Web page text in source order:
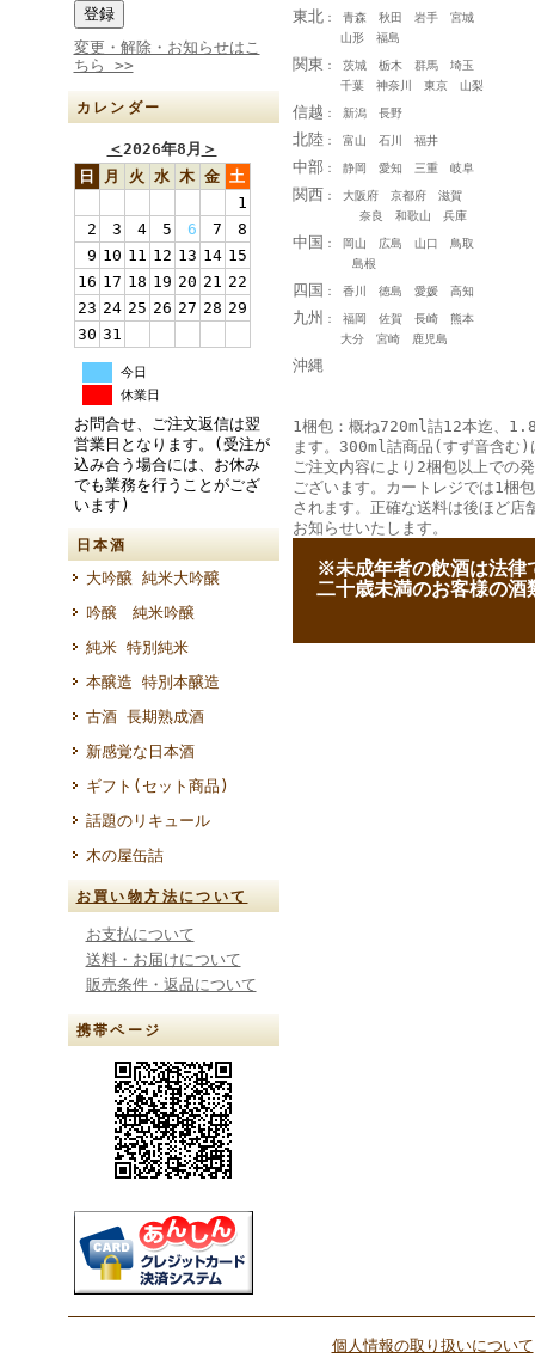
変更・解除・お知らせはこ
ちら >>
カレンダー
＜2026年8月 ＞
日
月 火 水 木 金 土
1
2
3 4 5 6 7
8
9 10 11 12 13 14 15
16 17 18 19 20 21 22
23 24 25 26 27 28 29
30 31
今日
休業日
お問合せ、ご注文返信は翌
営業日となります。(受注が
込み合う場合には、お休み
でも業務を行うことがござ
います)
日本酒
大吟醸 純米大吟醸
吟醸 純米吟醸
純米 特別純米
本醸造 特別本醸造
古酒 長期熟成酒
新感覚な日本酒
ギフト(セット商品)
話題のリキュール
木の屋缶詰
お買い物方法について
お支払について
送料・お届けについて
販売条件・返品について
携帯ページ
東北： 青森 秋田 岩手 宮城
山形 福島
関東 ： 茨城 栃木 群馬 埼玉
千葉 神奈川 東京 山梨
信越 ： 新潟 長野
北陸： 富山 石川 福井
中部： 静岡 愛知 三重 岐阜
関西 ： 大阪府 京都府 滋賀
奈良 和歌山 兵庫
中国 ： 岡山 広島 山口 鳥取
島根
四国 ： 香川 徳島 愛媛 高知
九州 ： 福岡 佐賀 長崎 熊本
大分 宮崎 鹿児島
沖縄
1梱包：概ね720ml詰12本迄、
ます。300ml詰商品(すず音含む)
ご注文内容により2梱包以上での
ございます。カートレジでは1梱
されます。正確な送料は後ほど店
お知らせいたします。
※未成年者の飲酒は法律
二十歳未満のお客様の酒
個人情報の取り扱いについて